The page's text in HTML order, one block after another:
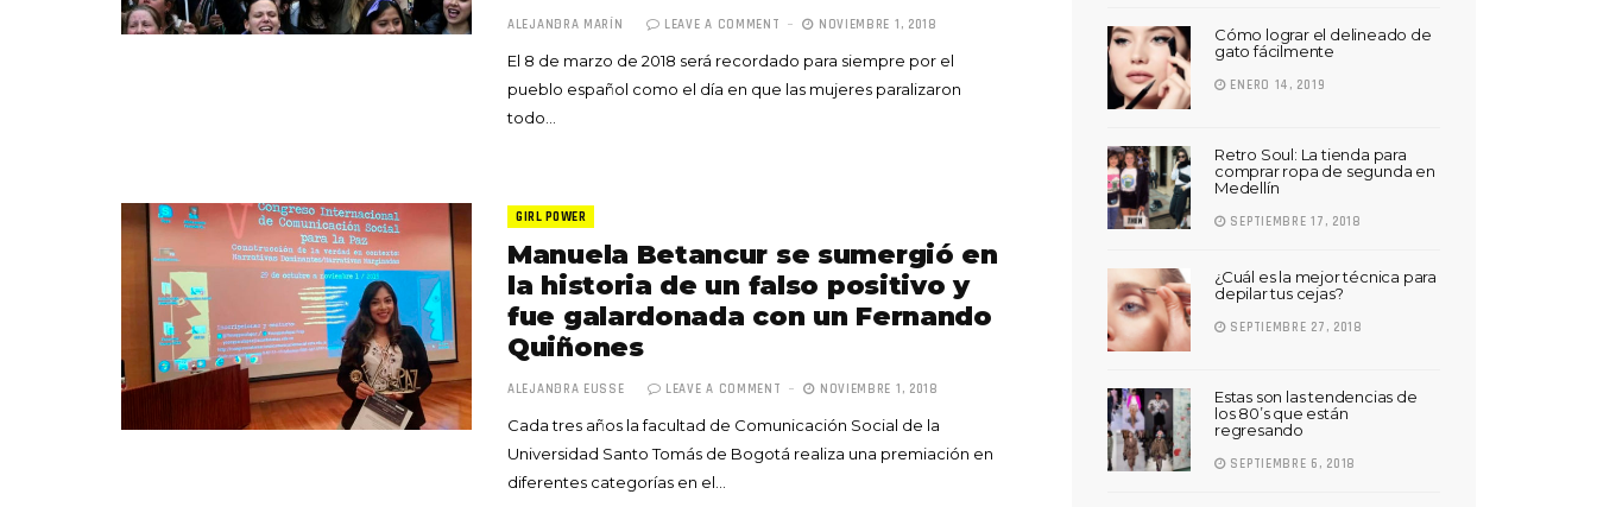
ALEJANDRA MARÍN LEAVE A COMMENT NOVIEMBRE 1, 2018
El 8 de marzo de 2018 será recordado para siempre por el
pueblo español como el día en que las mujeres paralizaron
todo…
GIRL POWER
Manuela Betancur se sumergió en
la historia de un falso positivo y
fue galardonada con un Fernando
Quiñones
ALEJANDRA EUSSE LEAVE A COMMENT NOVIEMBRE 1, 2018
Cada tres años la facultad de Comunicación Social de la
Universidad Santo Tomás de Bogotá realiza una premiación en
diferentes categorías en el…
Cómo lograr el delineado de
gato fácilmente
ENERO 14, 2019
Retro Soul: La tienda para
comprar ropa de segunda en
Medellín
SEPTIEMBRE 17, 2018
¿Cuál es la mejor técnica para
depilar tus cejas?
SEPTIEMBRE 27, 2018
Estas son las tendencias de
los 80’s que están
regresando
SEPTIEMBRE 6, 2018